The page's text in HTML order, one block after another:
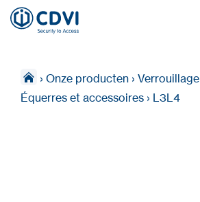
› Onze producten › Verrouillage
Équerres et accessoires › L3L4